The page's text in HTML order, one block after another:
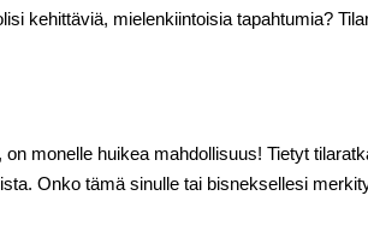
kehittäviä, mielenkiintoisia tapahtumia?
monelle huikea mahdollisuus! Tietyt
Onko tämä sinulle tai bisneksellesi